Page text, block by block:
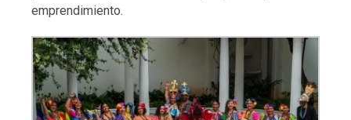
emprendimiento.